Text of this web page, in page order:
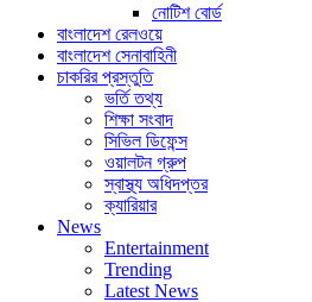
নোটিশ বোর্ড
বাংলাদেশ রেলওয়ে
বাংলাদেশ সেনাবাহিনী
চাকরির প্রস্তুতি
ভর্তি তথ্য
শিক্ষা সংবাদ
সিভিল ডিফেন্স
ওয়ালটন গ্রুপ
স্বাস্থ্য অধিদপ্তর
ক্যারিয়ার
News
Entertainment
Trending
Latest News